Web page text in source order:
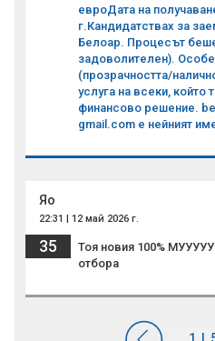
евроДата на
г.Кандидатствах за
Белоар. Процесът
задоволителен).
(прозрачността/
услуга на всеки,
финансово решение.
gmail.com е нейният
Яо
22:31 | 12 май 2026 г.
35
Тоя новия 100%
отбора